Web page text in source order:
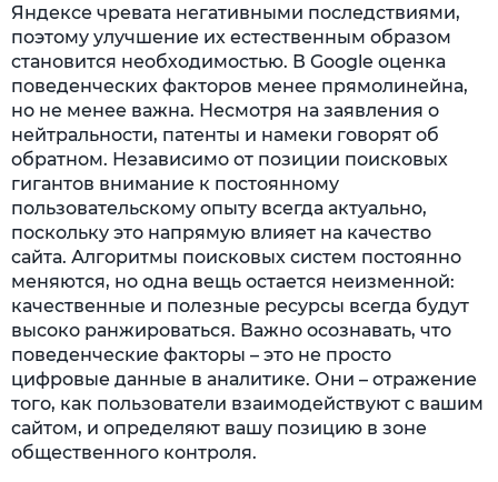
Яндексе чревата негативными последствиями,
поэтому улучшение их естественным образом
становится необходимостью. В Google оценка
поведенческих факторов менее прямолинейна,
но не менее важна. Несмотря на заявления о
нейтральности, патенты и намеки говорят об
обратном. Независимо от позиции поисковых
гигантов внимание к постоянному
пользовательскому опыту всегда актуально,
поскольку это напрямую влияет на качество
сайта. Алгоритмы поисковых систем постоянно
меняются, но одна вещь остается неизменной:
качественные и полезные ресурсы всегда будут
высоко ранжироваться. Важно осознавать, что
поведенческие факторы – это не просто
цифровые данные в аналитике. Они – отражение
того, как пользователи взаимодействуют с вашим
сайтом, и определяют вашу позицию в зоне
общественного контроля.